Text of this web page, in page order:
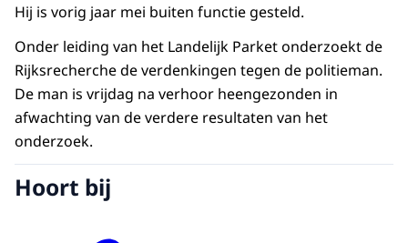
Hij is vorig jaar mei buiten functie gesteld.
Onder leiding van het Landelijk Parket onderzoekt de
Rijksrecherche de verdenkingen tegen de politieman.
De man is vrijdag na verhoor heengezonden in
afwachting van de verdere resultaten van het
onderzoek.
Hoort bij